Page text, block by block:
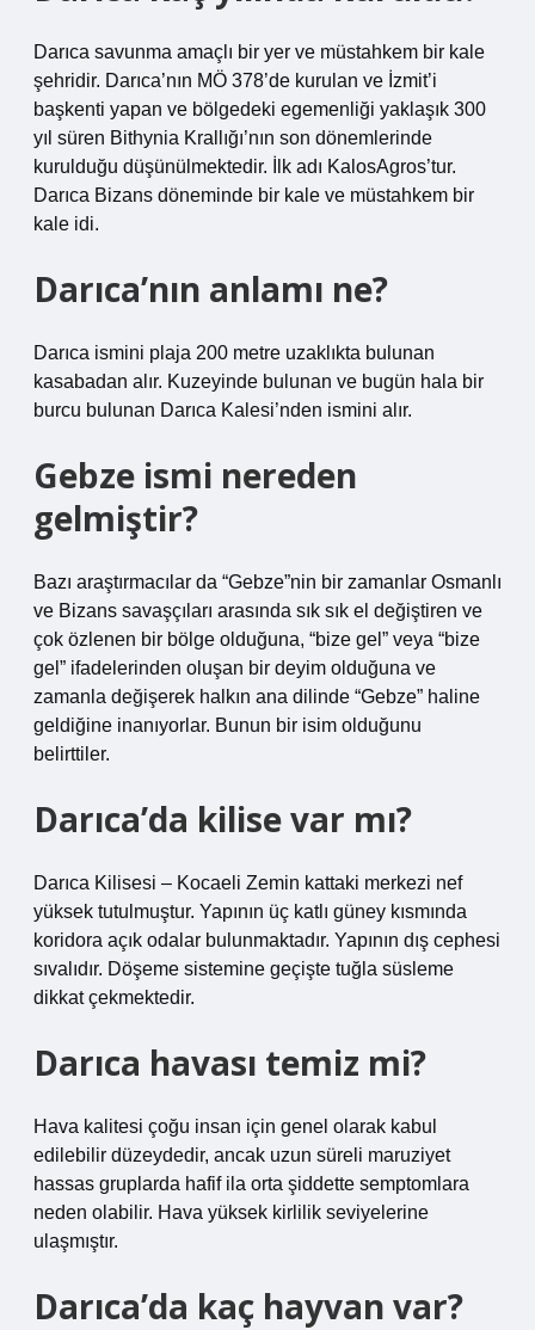
Darıca savunma amaçlı bir yer ve müstahkem bir kale
şehridir. Darıca’nın MÖ 378’de kurulan ve İzmit’i
başkenti yapan ve bölgedeki egemenliği yaklaşık 300
yıl süren Bithynia Krallığı’nın son dönemlerinde
kurulduğu düşünülmektedir. İlk adı KalosAgros’tur.
Darıca Bizans döneminde bir kale ve müstahkem bir
kale idi.
Darıca’nın anlamı ne?
Darıca ismini plaja 200 metre uzaklıkta bulunan
kasabadan alır. Kuzeyinde bulunan ve bugün hala bir
burcu bulunan Darıca Kalesi’nden ismini alır.
Gebze ismi nereden
gelmiştir?
Bazı araştırmacılar da “Gebze”nin bir zamanlar Osmanlı
ve Bizans savaşçıları arasında sık sık el değiştiren ve
çok özlenen bir bölge olduğuna, “bize gel” veya “bize
gel” ifadelerinden oluşan bir deyim olduğuna ve
zamanla değişerek halkın ana dilinde “Gebze” haline
geldiğine inanıyorlar. Bunun bir isim olduğunu
belirttiler.
Darıca’da kilise var mı?
Darıca Kilisesi – Kocaeli Zemin kattaki merkezi nef
yüksek tutulmuştur. Yapının üç katlı güney kısmında
koridora açık odalar bulunmaktadır. Yapının dış cephesi
sıvalıdır. Döşeme sistemine geçişte tuğla süsleme
dikkat çekmektedir.
Darıca havası temiz mi?
Hava kalitesi çoğu insan için genel olarak kabul
edilebilir düzeydedir, ancak uzun süreli maruziyet
hassas gruplarda hafif ila orta şiddette semptomlara
neden olabilir. Hava yüksek kirlilik seviyelerine
ulaşmıştır.
Darıca’da kaç hayvan var?